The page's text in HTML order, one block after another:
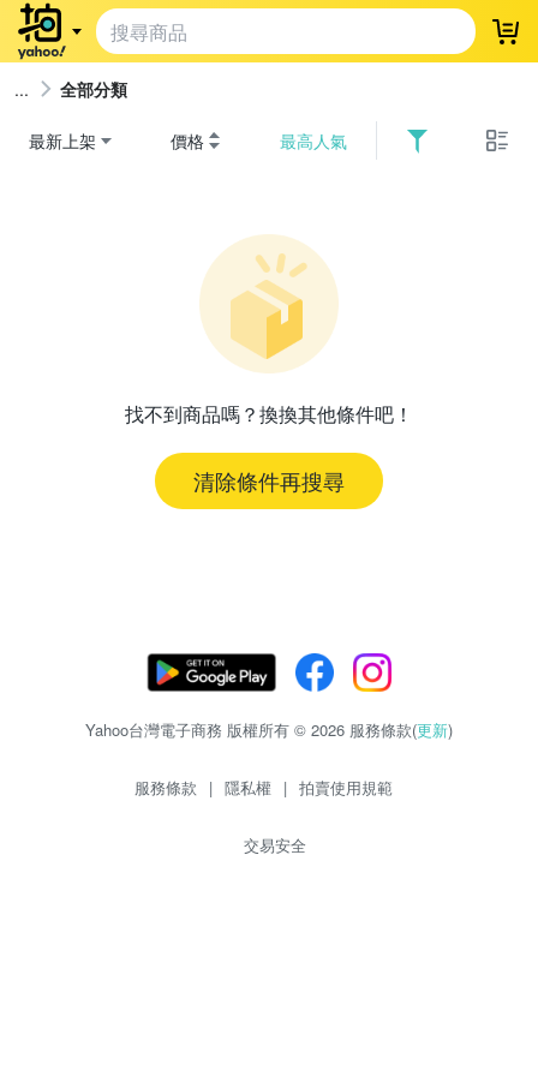
登
全部分類
最新上架 價格 最高人氣
找不到商品嗎？換換其他條件吧！
清除條件再搜尋
Yahoo台灣電子商務 版權所有 © 2026 服務條款(更新)
服務條款 | 隱私權 | 拍賣使用規範
交易安全